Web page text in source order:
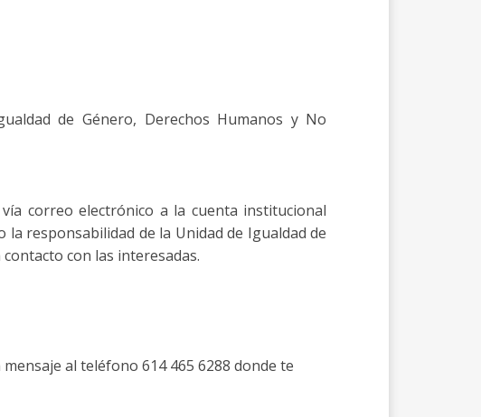
de Género, Derechos Humanos y No
correo electrónico a la cuenta institucional
responsabilidad de la Unidad de Igualdad de
con las interesadas.
al teléfono 614 465 6288 donde te